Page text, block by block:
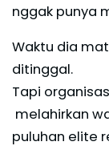
nggak punya
Waktu dia
ditinggal.
Tapi
melahirkan
puluhan elite